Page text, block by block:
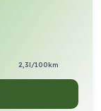
2,3l/100km